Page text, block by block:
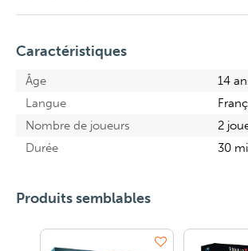
Caractéristiques
Âge
14
Langue
Nombre de joueurs
2
Durée
30
Produits semblables